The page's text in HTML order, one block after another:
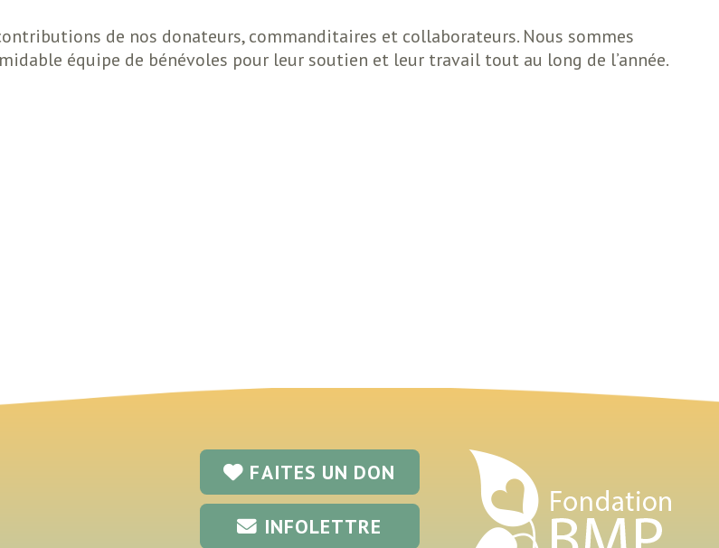
de nos donateurs, commanditaires et collaborateurs. Nous sommes
équipe de bénévoles pour leur soutien et leur travail tout au long de l’année.
FAITES UN DON
INFOLETTRE